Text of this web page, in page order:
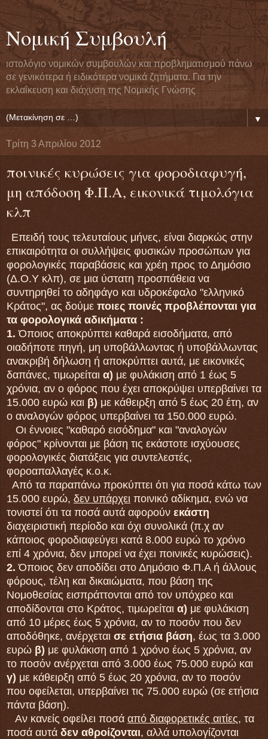
Νομική Συμβουλή
ιστολόγιο νομικών συμβουλών και προβληματισμού πάνω
σε γενικότερα ή ειδικότερα νομικά ζητήματα. Για την
εκλαΐκευση και διάχυση της Νομικής Γνώσης
▼
Τρίτη 3 Απριλίου 2012
ποινικές κυρώσεις για φοροδιαφυγή,
μη απόδοση Φ.Π.Α, εικονικά τιμολόγια
κλπ
Επειδή τους τελευταίους μήνες, είναι διαρκώς στην
επικαιρότητα οι συλλήψεις φυσικών προσώπων για
φορολογικές παραβάσεις και χρέη προς το Δημόσιο
(Δ.Ο.Υ κλπ), σε μια ύστατη προσπάθεια να
συντηρηθεί το αδηφάγο και υδροκέφαλο "ελληνικό
Κράτος", ας δούμε ποιες ποινές προβλέπονται για
τα φορολογικά αδικήματα :
1. Όποιος αποκρύπτει καθαρά εισοδήματα, από
οιαδήποτε πηγή, μη υποβάλλωντας ή υποβάλλωντας
ανακριβή δήλωση ή αποκρύπτει αυτά, με εικονικές
δαπάνες, τιμωρείται α) με φυλάκιση από 1 έως 5
χρόνια, αν ο φόρος που έχει αποκρύψει υπερβαίνει τα
15.000 ευρώ και β) με κάθειρξη από 5 έως 20 έτη, αν
ο αναλογών φόρος υπερβαίνει τα 150.000 ευρώ.
Οι έννοιες "καθαρό εισόδημα" και "αναλογών
φόρος" κρίνονται με βάση τις εκάστοτε ισχύουσες
φορολογικές διατάξεις για συντελεστές,
φοροαπαλλαγές κ.ο.κ.
Από τα παραπάνω προκύπτει ότι για ποσά κάτω των
15.000 ευρώ, δεν υπάρχει ποινικό αδίκημα, ενώ να
τονιστεί ότι τα ποσά αυτά αφορούν εκάστη
διαχειριστική περίοδο και όχι συνολικά (π.χ αν
κάποιος φοροδιαφεύγει κατά 8.000 ευρώ το χρόνο
επί 4 χρόνια, δεν μπορεί να έχει ποινικές κυρώσεις).
2. Όποιος δεν αποδίδει στο Δημόσιο Φ.Π.Α ή άλλους
φόρους, τέλη και δικαιώματα, που βάση της
Νομοθεσίας εισπράττονται από τον υπόχρεο και
αποδίδονται στο Κράτος, τιμωρείται α) με φυλάκιση
από 10 μέρες έως 5 χρόνια, αν το ποσόν που δεν
αποδόθηκε, ανέρχεται σε ετήσια βάση, έως τα 3.000
ευρώ β) με φυλάκιση από 1 χρόνο έως 5 χρόνια, αν
το ποσόν ανέρχεται από 3.000 έως 75.000 ευρώ και
γ) με κάθειρξη από 5 έως 20 χρόνια, αν το ποσόν
που οφείλεται, υπερβαίνει τις 75.000 ευρώ (σε ετήσια
πάντα βάση).
Αν κανείς οφείλει ποσά από διαφορετικές αιτίες, τα
ποσά αυτά δεν αθροίζονται, αλλά υπολογίζονται